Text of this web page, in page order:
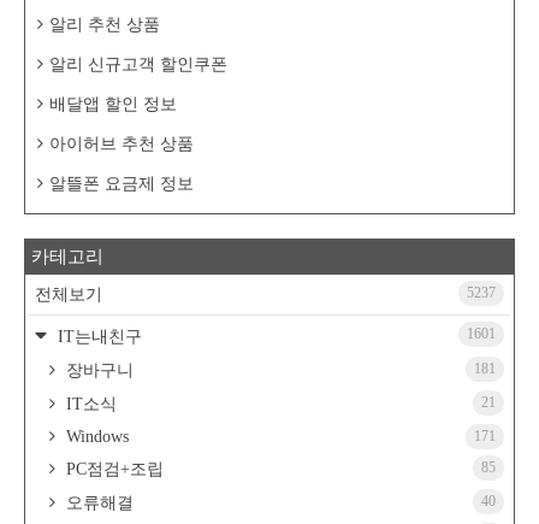
알리 추천 상품
알리 신규고객 할인쿠폰
배달앱 할인 정보
아이허브 추천 상품
알뜰폰 요금제 정보
카테고리
전체보기 5237
IT는내친구 1601
장바구니 181
IT소식 21
Windows 171
PC점검+조립 85
오류해결 40